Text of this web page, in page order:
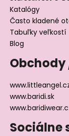
Katalógy
Často kladené
Tabuľky veľkostí
Blog
Obchody
www.baridi.sk
Sociálne